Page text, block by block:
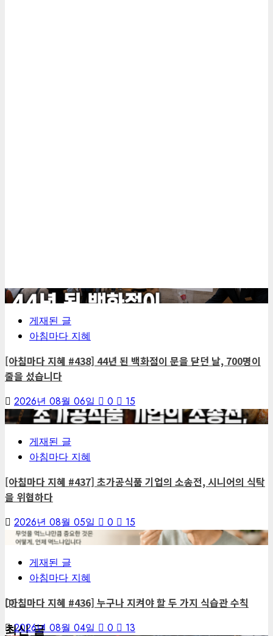
최신 글
5
게재된 글
아침마다 지혜
[아침마다 지혜 #438] 44년 된 백화점이 문을 닫던 날, 700명이
줄을 섰습니다
2026년 08월 06일 0
15
6
게재된 글
아침마다 지혜
[아침마다 지혜 #437] 초가공식품 기업의 소송전, 시니어의 식탁
을 위협하다
2026년 08월 05일 0
15
게재된 글
아침마다 지혜
[아침마다 지혜 #436] 누구나 지켜야 할 두 가지 식습관 수칙
2026년 08월 04일 0 13